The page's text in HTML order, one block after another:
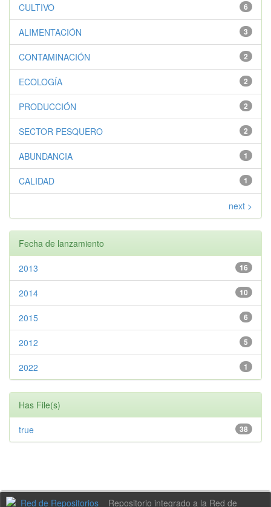
6
CULTIVO
3
ALIMENTACIÓN
2
CONTAMINACIÓN
2
ECOLOGÍA
2
PRODUCCIÓN
2
SECTOR PESQUERO
1
ABUNDANCIA
1
CALIDAD
next >
Fecha de lanzamiento
16
2013
10
2014
6
2015
5
2012
1
2022
Has File(s)
38
true
Repositorio integrado a la Red de